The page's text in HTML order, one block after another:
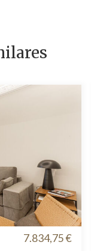
7.834,75 €